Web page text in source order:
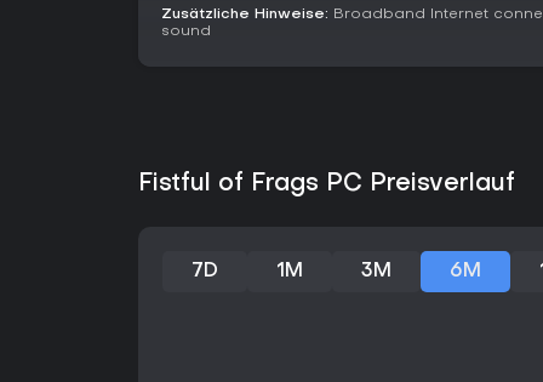
Zusätzliche Hinweise: Broadband Internet
sound
Fistful of Frags PC Preisverlauf
7D 1M 3M 6M